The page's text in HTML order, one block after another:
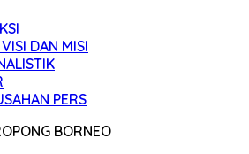
DAN MISI
PERS
BORNEO